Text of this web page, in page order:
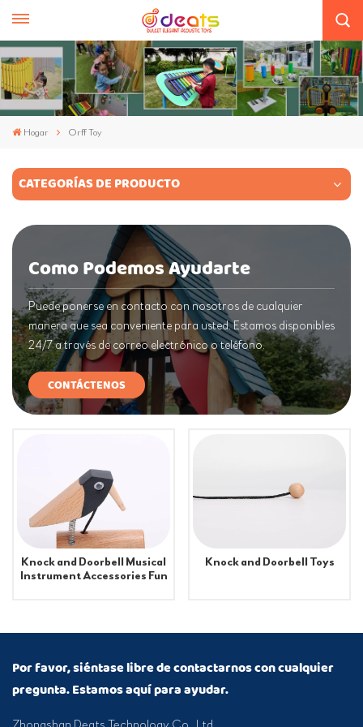
Hogar Orff Toy
CATEGORÍAS DE PRODUCTO
Como Podemos Ayudarte
Puede ponerse en contacto con nosotros de cualquier
manera que sea conveniente para usted. Estamos disponibles
24/7 a través de correo electrónico o teléfono.
CONTÁCTENOS
Knock and Doorbell Musical
Instrument Accessories Fun
Knock and Doorbell Toys
Por favor, siéntase libre de contactarnos con cualquier
pregunta. Estamos aquí para ayudar.